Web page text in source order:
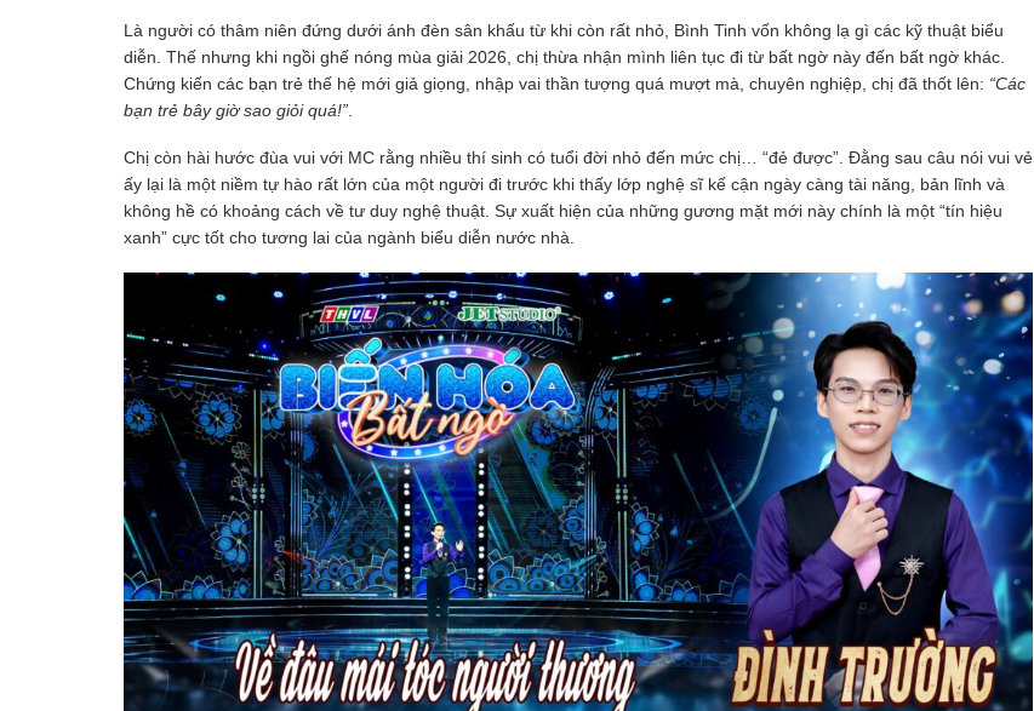
Là người có thâm niên đứng dưới ánh đèn sân khấu từ khi còn rất nhỏ, Bình Tinh vốn không lạ gì các kỹ thuật biểu
diễn. Thế nhưng khi ngồi ghế nóng mùa giải 2026, chị thừa nhận mình liên tục đi từ bất ngờ này đến bất ngờ khác.
Chứng kiến các bạn trẻ thế hệ mới giả giọng, nhập vai thần tượng quá mượt mà, chuyên nghiệp, chị đã thốt lên: “Các
bạn trẻ bây giờ sao giỏi quá!”
Chị còn hài hước đùa vui với MC rằng nhiều thí sinh có tuổi đời nhỏ đến mức chị… “đẻ được”. Đằng sau câu nói vui vẻ
ấy lại là một niềm tự hào rất lớn của một người đi trước khi thấy lớp nghệ sĩ kế cận ngày càng tài năng, bản lĩnh và
không hề có khoảng cách về tư duy nghệ thuật. Sự xuất hiện của những gương mặt mới này chính là một “tín hiệu
xanh” cực tốt cho tương lai của ngành biểu diễn nước nhà.